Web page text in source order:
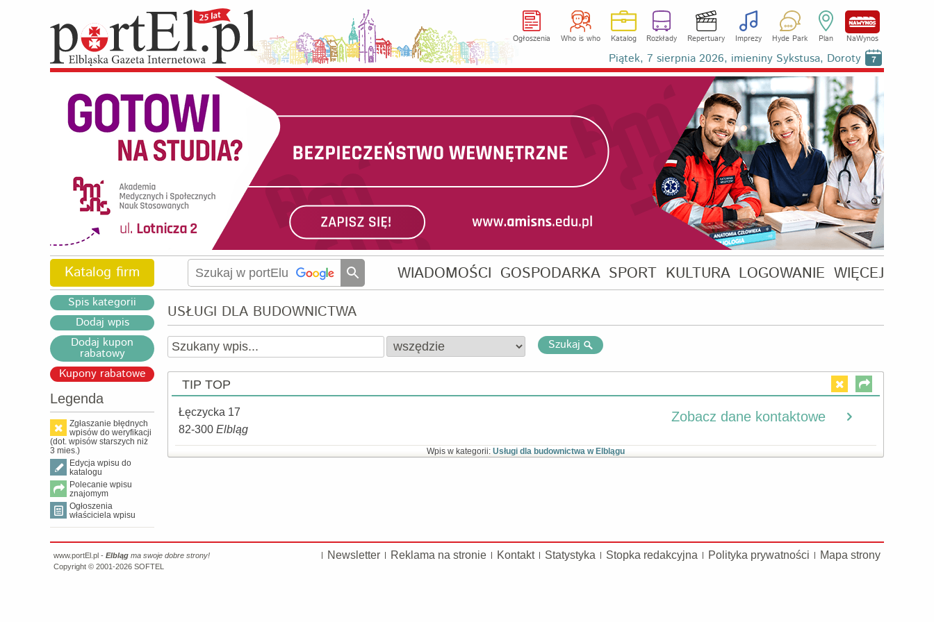
Ogłoszenia Who is who Katalog Rozkłady Repertuary Imprezy Hyde Park Plan NaWynos
Piątek, 7 sierpnia 2026, imieniny Sykstusa, Doroty 7
Katalog firm WIADOMOŚCI GOSPODARKA SPORT KULTURA LOGOWANIE WIĘCEJ
Spis kategorii
Dodaj wpis
Dodaj kupon
rabatowy
Kupony rabatowe
Legenda
Zgłaszanie błędnych
wpisów do weryfikacji
(dot. wpisów starszych niż
3 mies.)
Edycja wpisu do
katalogu
Polecanie wpisu
znajomym
Ogłoszenia
właściciela wpisu
USŁUGI DLA BUDOWNICTWA
Szukaj
TIP TOP
Łęczycka 17
82-300 Elbląg
Zobacz dane kontaktowe
Wpis w kategorii: Usługi dla budownictwa w Elblągu
Newsletter Reklama na stronie Kontakt Statystyka Stopka redakcyjna Polityka prywatności Mapa strony
www.portEl.pl - Elbląg ma swoje dobre strony!
Copyright © 2001-2026 SOFTEL